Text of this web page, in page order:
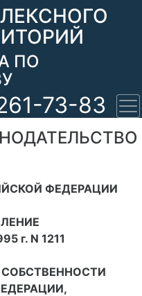
ПО
73-83
ФЕДЕРАЦИИ
г. N 1211